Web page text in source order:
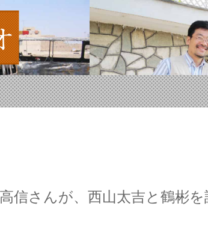
信さんが、西山太吉と鶴彬を